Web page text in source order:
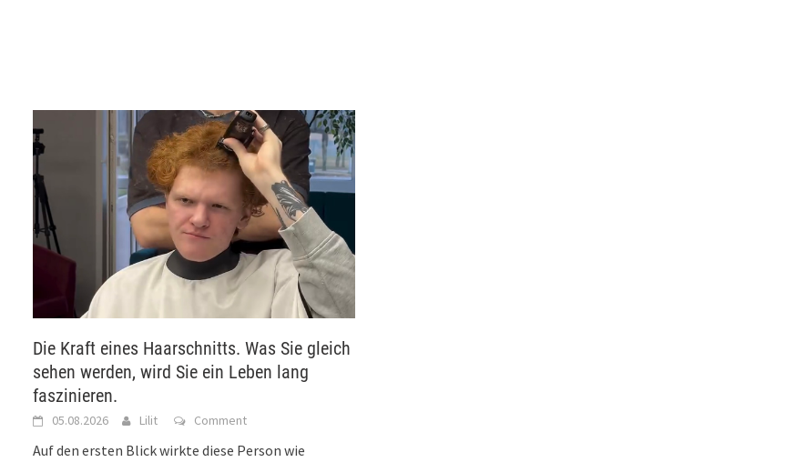
Die Kraft eines Haarschnitts. Was Sie gleich
sehen werden, wird Sie ein Leben lang
faszinieren.
05.08.2026 Lilit Comment
Auf den ersten Blick wirkte diese Person wie